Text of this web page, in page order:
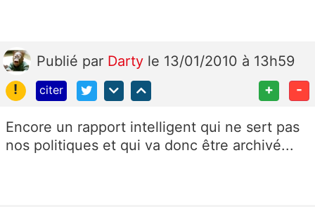
Publié par Darty le 13/01/2010 à 13h59
!
citer + -
Encore un rapport intelligent qui ne sert pas
nos politiques et qui va donc être archivé...